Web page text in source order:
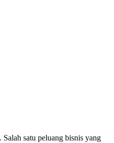
satu peluang bisnis yang